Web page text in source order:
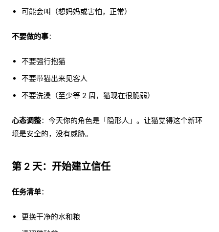
可能会叫（想妈妈或害怕，正常）
不要做的事：
不要强行抱猫
不要带猫出来见客人
不要洗澡（至少等 2 周，猫现在很脆弱）
心态调整：今天你的角色是「隐形人」。让猫觉得这个新环
境是安全的，没有威胁。
第 2 天：开始建立信任
任务清单：
更换干净的水和粮